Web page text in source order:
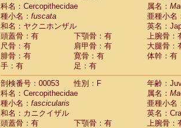
HylobatidaeSymphalangus
Hominidae
(0)
HominidaePan troglodytes
Hominidae Gorilla gorilla beringei(0)
Hominidae Gorilla gorilla gorilla(0)
Primates misc.(0)
Scandentia Dendrogale melanura
Scandentia Ptilocercus lowii
ScandentiaTupaia glis
Scandentia
Scandentia
科名：Cercopithecidae
属名：
種小名： fuscata
亜種小名
和名：ヤクニホンザル
英名：
頭蓋骨：有
下顎骨：有
上腕骨：
尺骨：有
肩甲骨：有
大腿骨：
腓骨：有
寛骨：有
体幹：有
手：有
足：有
剖検番号：00053
性別：F
年齢：
科名：Cercopithecidae
属名：
種小名： fascicularis
亜種小名
和名：カニクイザル
英名：
頭蓋骨：有
下顎骨：有
上腕骨：